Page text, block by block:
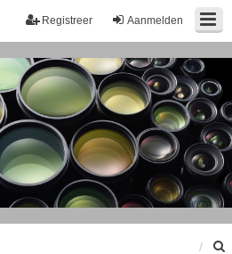
Aanmelden
Registreer